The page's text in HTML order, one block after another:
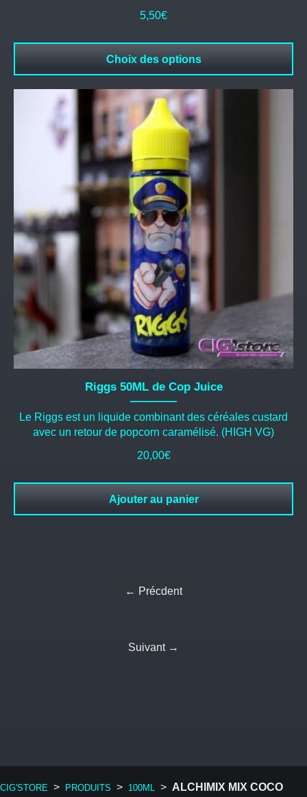
5,50€
Choix des options
Riggs 50ML de Cop Juice
Le Riggs est un liquide combinant des céréales custard
avec un retour de popcorn caramélisé. (HIGH VG)
20,00€
Ajouter au panier
← Précdent
Suivant →
CIG'STORE > PRODUITS > 100ML > ALCHIMIX MIX COCO